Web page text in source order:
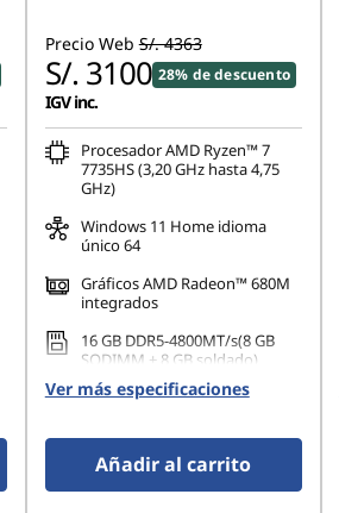
Precio Web S/. 4363
S/. 3100 28% de descuento
IGV inc.
Procesador AMD Ryzen™ 7
7735HS (3,20 GHz hasta 4,75
GHz)
Windows 11 Home idioma
único 64
Gráficos AMD Radeon™ 680M
integrados
16 GB DDR5-4800MT/s(8 GB
SODIMM + 8 GB soldado)
512 GB SSD M.2 2242 PCIe
Ver más especificaciones
Añadir al carrito